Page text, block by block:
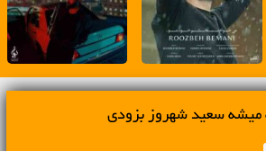
میشه سعید شهروز بزودی